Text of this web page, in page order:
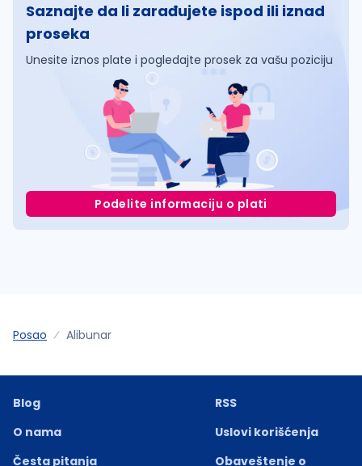
Saznajte da li zarađujete ispod ili iznad
proseka
Unesite iznos plate i pogledajte prosek za vašu poziciju
Podelite informaciju o plati
Posao Alibunar
Blog
O nama
Česta pitanja
RSS
Uslovi korišćenja
Obaveštenje o